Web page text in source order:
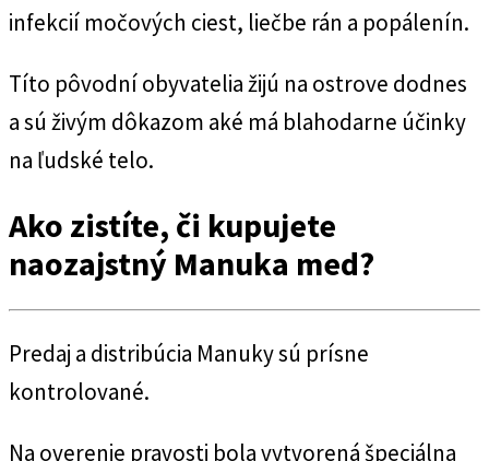
infekcií močových ciest, liečbe rán a popálenín.
Títo pôvodní obyvatelia žijú na ostrove dodnes
a sú živým dôkazom aké má blahodarne účinky
na ľudské telo.
Ako zistíte, či kupujete
naozajstný Manuka med?
Predaj a distribúcia Manuky sú prísne
kontrolované.
Na overenie pravosti bola vytvorená špeciálna